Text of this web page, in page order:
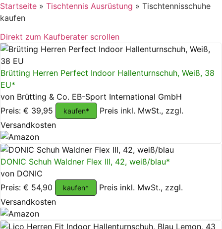
Startseite » Tischtennis Ausrüstung » Tischtennisschuhe
kaufen
Direkt zum Kaufberater scrollen
Brütting Herren Perfect Indoor Hallenturnschuh, Weiß, 38
EU*
von Brütting & Co. EB-Sport International GmbH
Preis: € 39,95
kaufen*
Preis inkl. MwSt., zzgl.
Versandkosten
DONIC Schuh Waldner Flex III, 42, weiß/blau*
von DONIC
Preis: € 54,90
kaufen*
Preis inkl. MwSt., zzgl.
Versandkosten